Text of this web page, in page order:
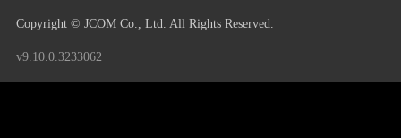
Copyright © JCOM Co., Ltd. All Rights Reserved.
v9.10.0.3233062